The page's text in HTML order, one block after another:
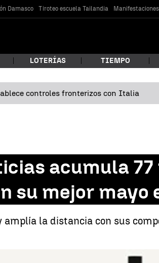
Damasco Tiroteo escuela Tailandia
LOTERÍAS TIEMPO
controles fronterizos con Italia
acumula
su mejor mayo
amplía la distancia con sus
Antena 3 Noticias